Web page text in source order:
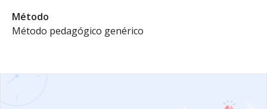
Método
Método pedagógico genérico